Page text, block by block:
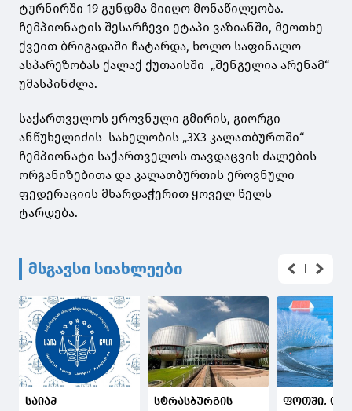
ტურნირში 19 გუნდმა მიიღო მონაწილეობა.
ჩემპიონატის შესარჩევი ეტაპი ვაზიანში, მეოთხე
ქვეით ბრიგადაში ჩატარდა, ხოლო საფინალო
ასპარეზობას ქალაქ ქუთაისში „შენგელია არენამ“
უმასპინძლა.
საქართველოს ეროვნული გმირის, გიორგი
ანწუხელიძის სახელობის „3X3 კალათბურთში“
ჩემპიონატი საქართველოს თავდაცვის ძალების
ორგანიზებითა და კალათბურთის ეროვნული
ფედერაციის მხარდაჭერით ყოველ წელს
ტარდება.
მსგავსი სიახლეები
საიამ
სტრასბურგის
ფოთში,